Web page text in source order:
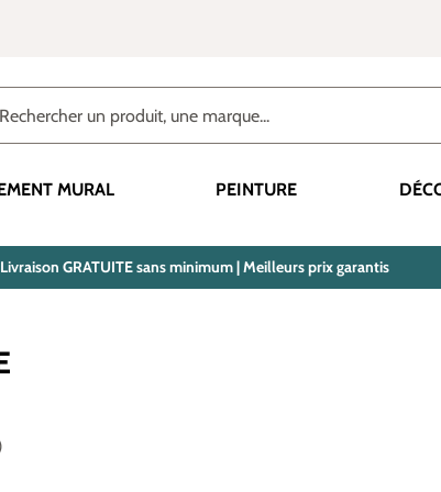
MURAL PEINTURE
Livraison GRATUITE sans minimum | Meilleurs prix garantis